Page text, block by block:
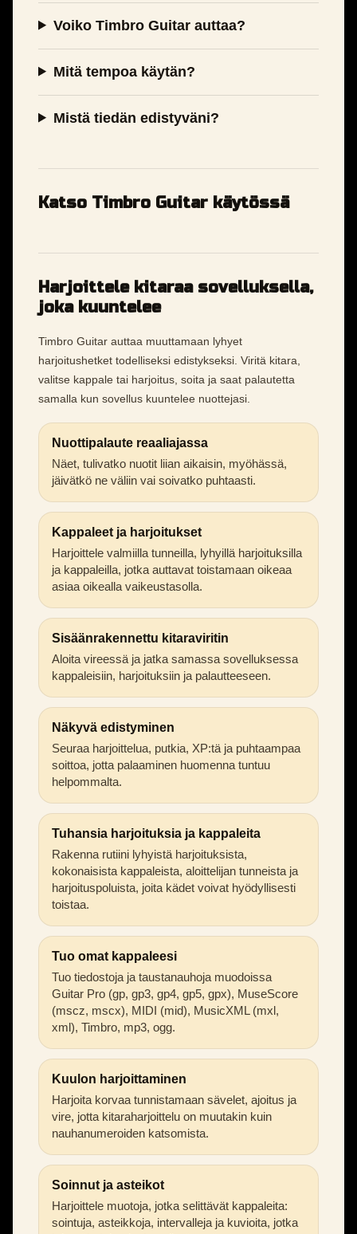
Voiko Timbro Guitar auttaa?
Mitä tempoa käytän?
Mistä tiedän edistyväni?
Katso Timbro Guitar käytössä
Harjoittele kitaraa sovelluksella,
joka kuuntelee
Timbro Guitar auttaa muuttamaan lyhyet
harjoitushetket todelliseksi edistykseksi. Viritä kitara,
valitse kappale tai harjoitus, soita ja saat palautetta
samalla kun sovellus kuuntelee nuottejasi.
Nuottipalaute reaaliajassa
Näet, tulivatko nuotit liian aikaisin, myöhässä,
jäivätkö ne väliin vai soivatko puhtaasti.
Kappaleet ja harjoitukset
Harjoittele valmiilla tunneilla, lyhyillä harjoituksilla
ja kappaleilla, jotka auttavat toistamaan oikeaa
asiaa oikealla vaikeustasolla.
Sisäänrakennettu kitaraviritin
Aloita vireessä ja jatka samassa sovelluksessa
kappaleisiin, harjoituksiin ja palautteeseen.
Näkyvä edistyminen
Seuraa harjoittelua, putkia, XP:tä ja puhtaampaa
soittoa, jotta palaaminen huomenna tuntuu
helpommalta.
Tuhansia harjoituksia ja kappaleita
Rakenna rutiini lyhyistä harjoituksista,
kokonaisista kappaleista, aloittelijan tunneista ja
harjoituspoluista, joita kädet voivat hyödyllisesti
toistaa.
Tuo omat kappaleesi
Tuo tiedostoja ja taustanauhoja muodoissa
Guitar Pro (gp, gp3, gp4, gp5, gpx), MuseScore
(mscz, mscx), MIDI (mid), MusicXML (mxl,
xml), Timbro, mp3, ogg.
Kuulon harjoittaminen
Harjoita korvaa tunnistamaan sävelet, ajoitus ja
vire, jotta kitaraharjoittelu on muutakin kuin
nauhanumeroiden katsomista.
Soinnut ja asteikot
Harjoittele muotoja, jotka selittävät kappaleita:
sointuja, asteikkoja, intervalleja ja kuvioita, jotka